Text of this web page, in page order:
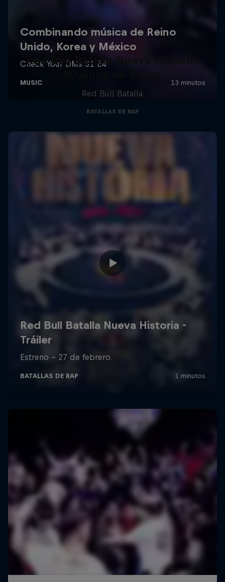
Red Bull Batalla Nueva Historia:
Red Bull Batalla
BATALLAS DE RAP